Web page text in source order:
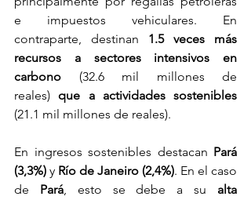
e impuestos vehiculares. En
contraparte, destinan 1.5 veces más
recursos a sectores intensivos en
carbono (32.6 mil millones de
reales)
(21.1 mil millones de reales).
En ingresos sostenibles destacan Pará
(3,3%) y Río de Janeiro (2,4%). En el caso
de Pará, esto se debe a su alta